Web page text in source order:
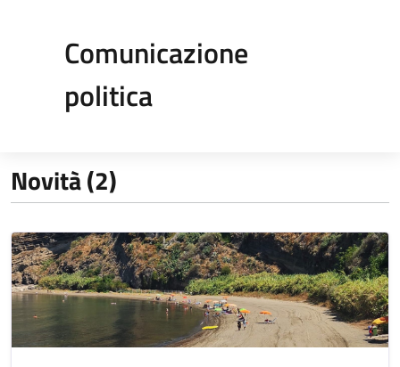
Comunicazione
politica
Novità (2)